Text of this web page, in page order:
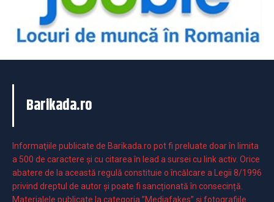
Barikada.ro
Informaţiile publicate de Barikada.ro pot fi preluate doar în limita
a 500 de caractere şi cu citarea în lead a sursei cu link activ. Orice
abatere de la această regulă constituie o încălcare a Legii 8/1996
privind dreptul de autor și poate fi sancționată în consecință.
Materialele publicate la categoria ”Mediafakes” și fotografiile